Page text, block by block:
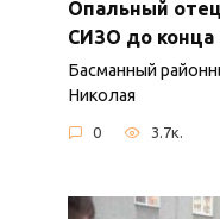
Опальный
СИЗО до конца
Басманный
Николая
0 3.7к.